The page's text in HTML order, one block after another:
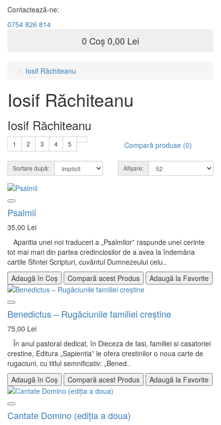
Contactează-ne:
0754 826 814
0 Coș0,00 Lei
Iosif Răchiteanu
Iosif Răchiteanu
Iosif Răchiteanu
1 2 3 4 5 Compară produse (0)
Sortare după: Afișare:
Psalmii
35,00 Lei
Aparitia unei noi traduceri a „Psalmilor” raspunde unei cerinte
tot mai mari din partea credinciosilor de a avea la îndemâna
cartile Sfintei Scripturi, cuvântul Dumnezeului celu..
Adaugă în Coș
Compară acest Produs Adaugă la Favorite
Benedictus – Rugăciunile familiei creştine
75,00 Lei
În anul pastoral dedicat, în Dieceza de Iasi, familiei si casatoriei
crestine, Editura „Sapientia” le ofera crestinilor o noua carte de
rugaciuni, cu titlul semnificativ: „Bened..
Adaugă în Coș
Compară acest Produs Adaugă la Favorite
Cantate Domino (ediția a doua)